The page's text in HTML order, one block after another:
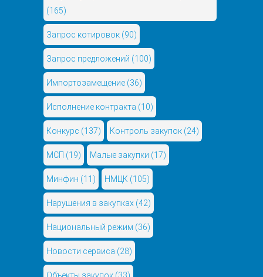
(165)
Запрос котировок (90)
Запрос предложений (100)
Импортозамещение (36)
Исполнение контракта (10)
Конкурс (137) Контроль закупок (24)
МСП (19) Малые закупки (17)
Минфин (11) НМЦК (105)
Нарушения в закупках (42)
Национальный режим (36)
Новости сервиса (28)